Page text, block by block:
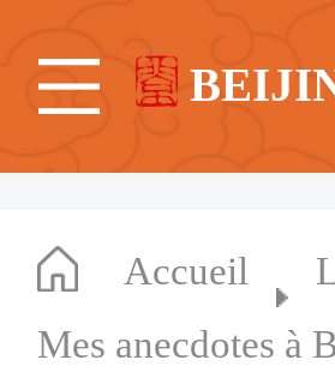
Accueil
Mes anecdotes à